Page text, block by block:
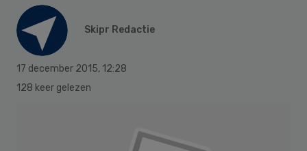
Skipr Redactie
17 december 2015, 12:28
128 keer gelezen